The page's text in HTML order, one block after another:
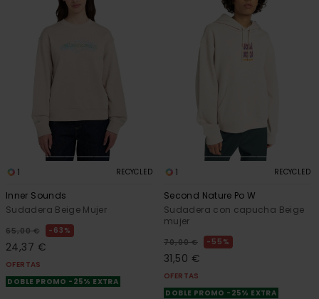
1 RECYCLED
Inner Sounds
Sudadera Beige Mujer
65,00 € 63%
24,37 €
OFERTAS
DOBLE PROMO -25% EXTRA
1 RECYCLED
Second Nature Po W
Sudadera con capucha Beige
mujer
70,00 € 55%
31,50 €
OFERTAS
DOBLE PROMO -25% EXTRA